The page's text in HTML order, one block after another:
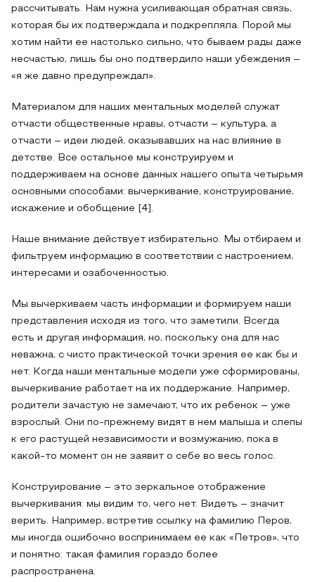
рассчитывать. Нам нужна усиливающая обратная связь,
которая бы их подтверждала и подкрепляла. Порой мы
хотим найти ее настолько сильно, что бываем рады даже
несчастью, лишь бы оно подтвердило наши убеждения –
«я же давно предупреждал».
Материалом для наших ментальных моделей служат
отчасти общественные нравы, отчасти – культура, а
отчасти – идеи людей, оказывавших на нас влияние в
детстве. Все остальное мы конструируем и
поддерживаем на основе данных нашего опыта четырьмя
основными способами: вычеркивание, конструирование,
искажение и обобщение [4].
Наше внимание действует избирательно. Мы отбираем и
фильтруем информацию в соответствии с настроением,
интересами и озабоченностью.
Мы вычеркиваем часть информации и формируем наши
представления исходя из того, что заметили. Всегда
есть и другая информация, но, поскольку она для нас
неважна, с чисто практической точки зрения ее как бы и
нет. Когда наши ментальные модели уже сформированы,
вычеркивание работает на их поддержание. Например,
родители зачастую не замечают, что их ребенок – уже
взрослый. Они по-прежнему видят в нем малыша и слепы
к его растущей независимости и возмужанию, пока в
какой-то момент он не заявит о себе во весь голос.
Конструирование – это зеркальное отображение
вычеркивания: мы видим то, чего нет. Видеть – значит
верить. Например, встретив ссылку на фамилию Перов,
мы иногда ошибочно воспринимаем ее как «Петров», что
и понятно: такая фамилия гораздо более
распространена.